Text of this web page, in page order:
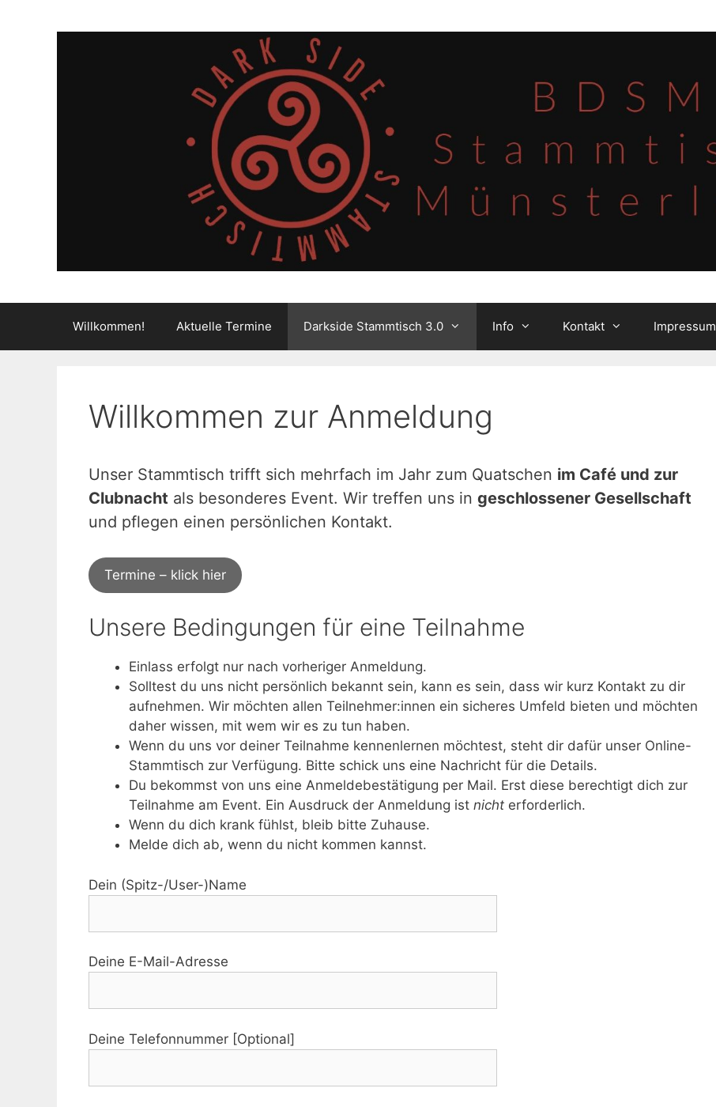
Willkommen! Aktuelle Termine Darkside Stammtisch 3.0 Info Kontakt Impressum
Willkommen zur Anmeldung
Unser Stammtisch trifft sich mehrfach im Jahr zum Quatschen im Café und zur
Clubnacht als besonderes Event. Wir treffen uns in geschlossener Gesellschaft
und pflegen einen persönlichen Kontakt.
Termine – klick hier
Unsere Bedingungen für eine Teilnahme
Einlass erfolgt nur nach vorheriger Anmeldung.
Solltest du uns nicht persönlich bekannt sein, kann es sein, dass wir kurz Kontakt zu dir
aufnehmen. Wir möchten allen Teilnehmer:innen ein sicheres Umfeld bieten und möchten
daher wissen, mit wem wir es zu tun haben.
Wenn du uns vor deiner Teilnahme kennenlernen möchtest, steht dir dafür unser Online-
Stammtisch zur Verfügung. Bitte schick uns eine Nachricht für die Details.
Du bekommst von uns eine Anmeldebestätigung per Mail. Erst diese berechtigt dich zur
Teilnahme am Event. Ein Ausdruck der Anmeldung ist nicht erforderlich.
Wenn du dich krank fühlst, bleib bitte Zuhause.
Melde dich ab, wenn du nicht kommen kannst.
Dein (Spitz-/User-)Name
Deine E-Mail-Adresse
Deine Telefonnummer [Optional]